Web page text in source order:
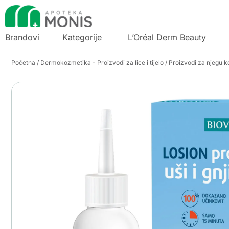
Brandovi Kategorije L’Oréal Derm Beauty
Početna / Dermokozmetika - Proizvodi za lice i tijelo / Proizvodi za njegu